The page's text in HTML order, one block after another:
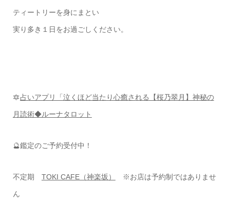
ティートリーを身にまとい
実り多き１日をお過ごしください。
🔯占いアプリ「泣くほど当たり心癒される【桜乃翠月】神秘の
月読術◆ルーナタロット
🔮鑑定のご予約受付中！
不定期 TOKI CAFE（神楽坂） ※お店は予約制ではありませ
ん